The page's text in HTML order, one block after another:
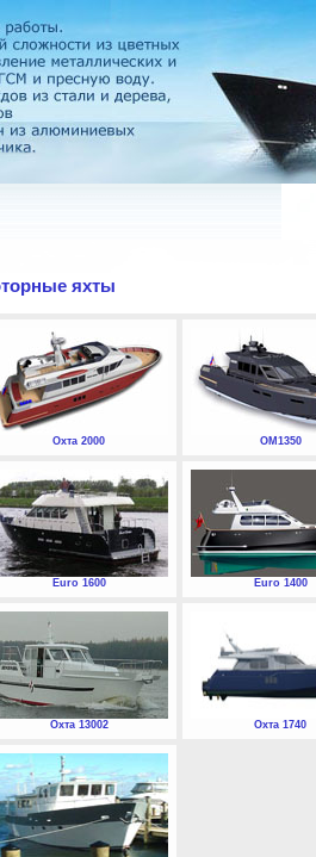
яхты
Охта 2000 ОМ1350
Euro 1600 Euro 1400
Охта 13002 Охта 1740